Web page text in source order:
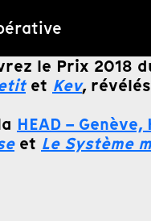
le Prix 2018
et Kev,
HEAD –
et Le Système